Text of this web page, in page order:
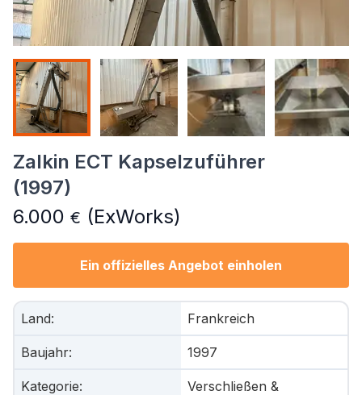
Zalkin ECT Kapselzuführer
(1997)
6.000 € (ExWorks)
Ein offizielles Angebot einholen
Land: Frankreich
Baujahr: 1997
Kategorie:
Verschließen &